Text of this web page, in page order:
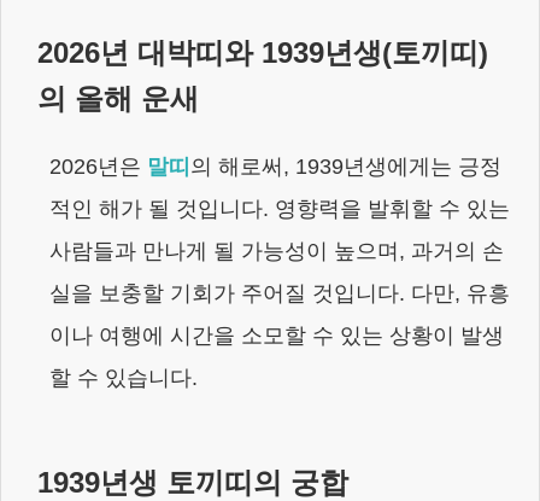
2026년 대박띠와 1939년생(토끼 띠)
의 올해 운새
2026년은 말띠 의 해로써, 1939년생에게는 긍정
적인 해가 될 것입니다. 영향력을 발휘할 수 있는
사람들과 만나게 될 가능성이 높으며, 과거의 손
실을 보충할 기회가 주어질 것입니다. 다만, 유흥
이나 여행에 시간을 소모할 수 있는 상황이 발생
할 수 있습니다.
1939년생 토끼 띠의 궁합